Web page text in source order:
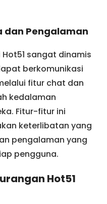
dan Pengalaman
sangat dinamis
berkomunikasi
fitur chat dan
kedalaman
Fitur-fitur ini
keterlibatan yang
pengalaman yang
pengguna.
Hot51